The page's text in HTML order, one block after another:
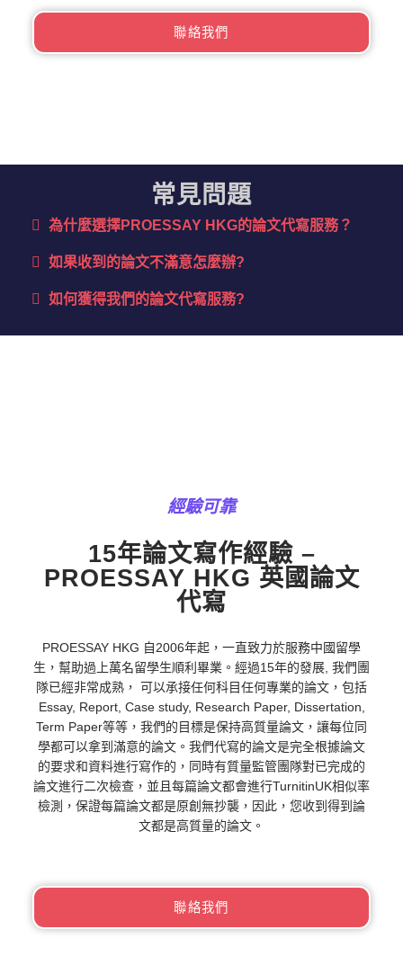
聯絡我們
常見問題
為什麼選擇PROESSAY HKG的論文代寫服務？​
如果收到的論文不滿意怎麼辦?
如何獲得我們的論文代寫服務?
經驗可靠
15年論文寫作經驗 –
PROESSAY HKG 英國論文
代寫
PROESSAY HKG 自2006年起，一直致力於服務中國留學
生，幫助過上萬名留學生順利畢業。經過15年的發展, 我們團
隊已經非常成熟， 可以承接任何科目任何專業的論文，包括
Essay, Report, Case study, Research Paper, Dissertation,
Term Paper等等，我們的目標是保持高質量論文，讓每位同
學都可以拿到滿意的論文。我們代寫的論文是完全根據論文
的要求和資料進行寫作的，同時有質量監管團隊對已完成的
論文進行二次檢查，並且每篇論文都會進行TurnitinUK相似率
檢測，保證每篇論文都是原創無抄襲，因此，您收到得到論
文都是高質量的論文。
聯絡我們